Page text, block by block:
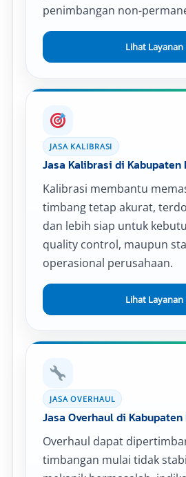
penimbangan non-
Lihat Layanan
JASA KALIBRASI
Jasa Kalibrasi di Kabupaten
Kalibrasi membantu
timbang tetap akurat,
dan lebih siap untuk
quality control, maupun
operasional perusahaan.
Lihat Layanan
JASA OVERHAUL
Jasa Overhaul di Kabupaten
Overhaul dapat
timbangan mulai tidak